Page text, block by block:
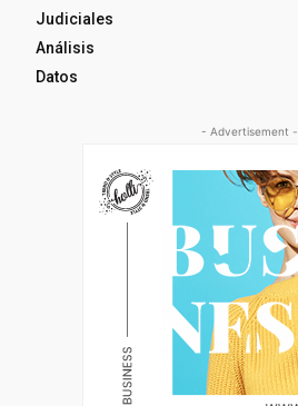
Judiciales
Análisis
Datos
- Advertisement -